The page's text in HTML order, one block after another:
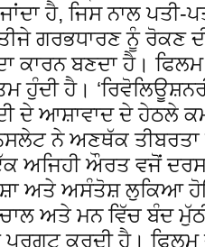
ਹੈ, ਜਿਸ ਨਾਲ ਪਤੀ-
ਗਰਭਧਾਰਣ ਨੂੰ ਰੋਕਣ
ਕਾਰਨ ਬਣਦਾ ਹੈ।
ਹੁੰਦੀ ਹੈ।
ਦੇ ਆਸ਼ਾਵਾਦ ਦੇ ਹੇਠਲੇ
ਨੇ ਅਣਥੱਕ ਤੀਬਰਤਾ
ਅਜਿਹੀ ਔਰਤ ਵਜੋਂ
ਅਤੇ ਅਸੰਤੋਸ਼ ਲੁਕਿਆ
ਚਾਲ ਅਤੇ ਮਨ ਵਿੱਚ ਬੰਦ
ਪ੍ਰਗਟ ਕਰਦੀ ਹੈ।